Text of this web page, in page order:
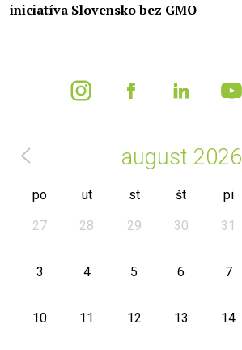
iniciatíva Slovensko bez GMO
august 2026
po ut st št pi
27
28 29 30 31
3 4 5 6 7
10 11 12 13 14